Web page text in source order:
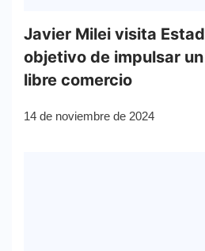
Javier Milei visita
objetivo de impulsar
libre comercio
14 de noviembre de 2024